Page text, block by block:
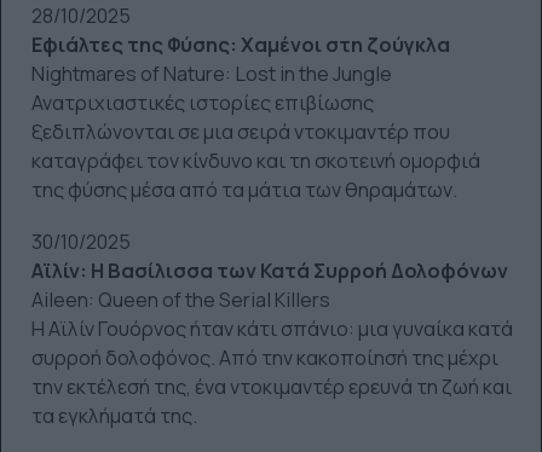
28/10/2025
Εφιάλτες της Φύσης: Χαμένοι στη ζούγκλα
Nightmares of Nature: Lost in the Jungle
Ανατριχιαστικές ιστορίες επιβίωσης
ξεδιπλώνονται σε μια σειρά ντοκιμαντέρ που
καταγράφει τον κίνδυνο και τη σκοτεινή ομορφιά
της φύσης μέσα από τα μάτια των θηραμάτων.
30/10/2025
Αϊλίν: Η Βασίλισσα των Κατά Συρροή Δολοφόνων
Aileen: Queen of the Serial Killers
Η Αϊλίν Γουόρνος ήταν κάτι σπάνιο: μια γυναίκα κατά
συρροή δολοφόνος. Από την κακοποίησή της μέχρι
την εκτέλεσή της, ένα ντοκιμαντέρ ερευνά τη ζωή και
τα εγκλήματά της.